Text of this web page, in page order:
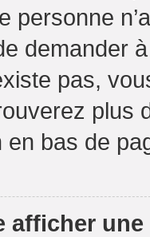
personne
demander
pas,
plus
en bas de
afficher